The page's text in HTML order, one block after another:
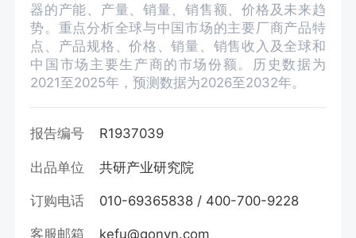
器的产能、产量、销量、销售额、价格及未来趋
势。重点分析全球与中国市场的主要厂商产品特
点、产品规格、价格、销量、销售收入及全球和
中国市场主要生产商的市场份额。历史数据为
2021至2025年，预测数据为2026至2032年。
报告编号 R1937039
出品单位 共研产业研究院
订购电话 010-69365838 / 400-700-9228
客服邮箱 kefu@gonyn.com